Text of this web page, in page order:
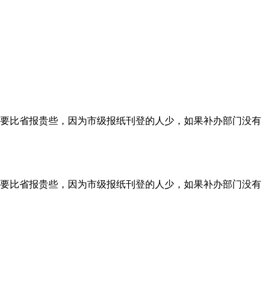
比省报贵些，因为市级报纸刊登的人少，如果补办部门没有
比省报贵些，因为市级报纸刊登的人少，如果补办部门没有